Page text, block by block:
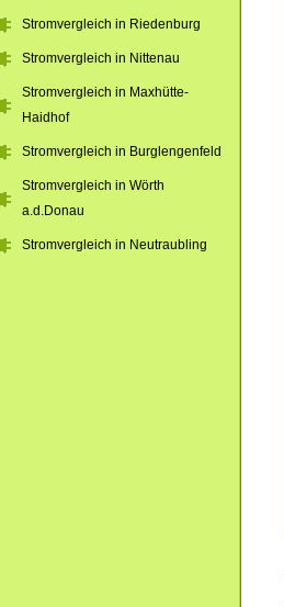
Stromvergleich in Riedenburg
Stromvergleich in Nittenau
Stromvergleich in Maxhütte-
Haidhof
Stromvergleich in Burglengenfeld
Stromvergleich in Wörth
a.d.Donau
Stromvergleich in Neutraubling